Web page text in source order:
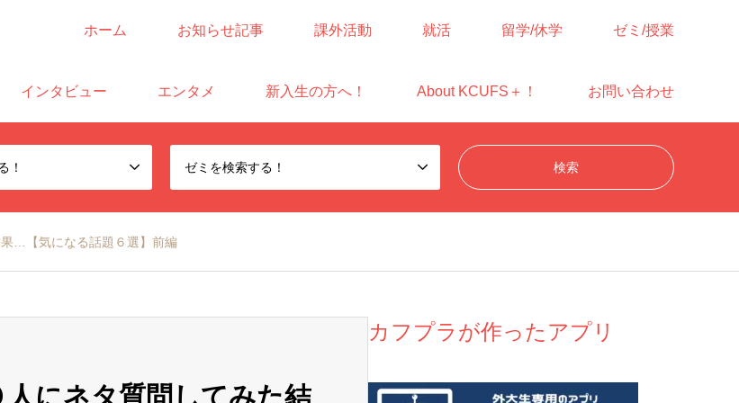
ホーム お知らせ記事 課外活動 就活 留学/休学 ゼミ/授業
インタビュー エンタメ 新入生の方へ！ About KCUFS＋！ お問い合わせ
！ ゼミを検索する！
…【気になる話題６選】前編
人にネタ質問してみた結
カフプラが作ったアプリ